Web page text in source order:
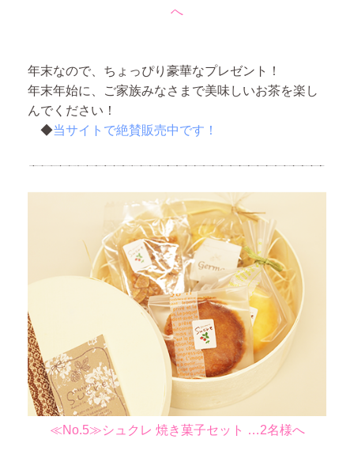
へ
年末なので、ちょっぴり豪華なプレゼント！
年末年始に、ご家族みなさまで美味しいお茶を楽し
んでください！
◆当サイトで絶賛販売中です！
≪No.5≫シュクレ 焼き菓子セット …2名様へ